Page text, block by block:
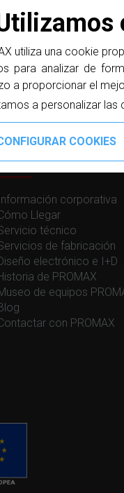
utiliza una cookie
para analizar de
a proporcionar el
a personalizar las
y
DE INTERÉS
corporativa
Llegar
técnico
de fabricación
electrónico e I+D
de PROMAX
de equipos
con PROMAX